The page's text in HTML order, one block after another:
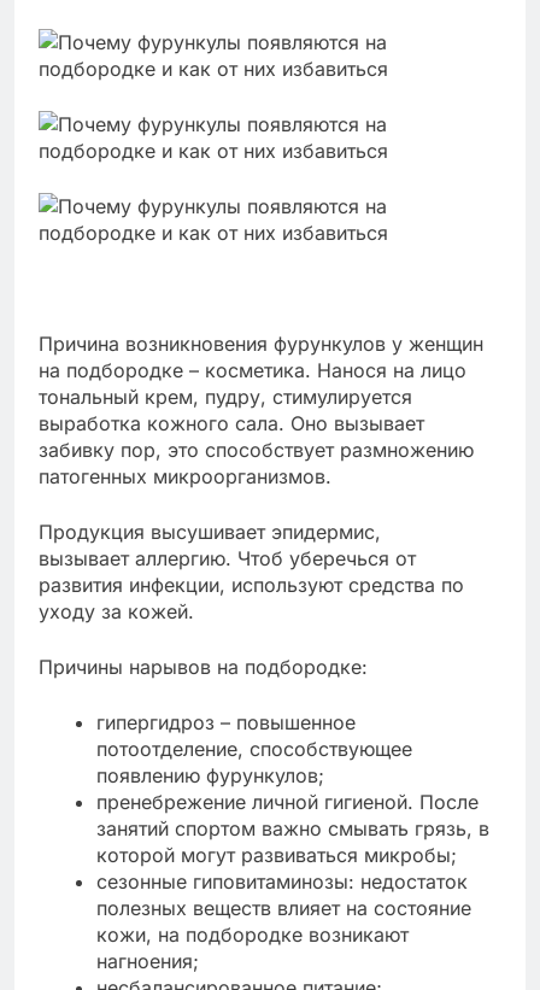
Причина возникновения фурункулов у женщин
на подбородке – косметика. Нанося на лицо
тональный крем, пудру, стимулируется
выработка кожного сала. Оно вызывает
забивку пор, это способствует размножению
патогенных микроорганизмов.
Продукция высушивает эпидермис,
вызывает аллергию. Чтоб уберечься от
развития инфекции, используют средства по
уходу за кожей.
Причины нарывов на подбородке:
гипергидроз – повышенное
потоотделение, способствующее
появлению фурункулов;
пренебрежение личной гигиеной. После
занятий спортом важно смывать грязь, в
которой могут развиваться микробы;
сезонные гиповитаминозы: недостаток
полезных веществ влияет на состояние
кожи, на подбородке возникают
нагноения;